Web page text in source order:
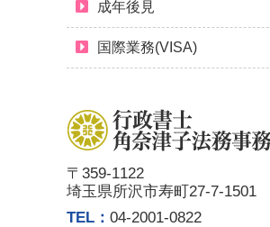
成年後見
国際業務(VISA)
〒359-1122
埼玉県所沢市寿町27-7-1501
TEL： 04-2001-0822